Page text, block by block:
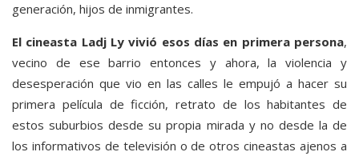
generación, hijos de inmigrantes.
El cineasta Ladj Ly vivió esos días en primera persona,
vecino de ese barrio entonces y ahora, la violencia y
desesperación que vio en las calles le empujó a hacer su
primera película de ficción, retrato de los habitantes de
estos suburbios desde su propia mirada y no desde la de
los informativos de televisión o de otros cineastas ajenos a